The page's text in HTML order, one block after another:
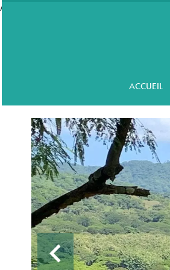
//accordeon
ACCUEIL